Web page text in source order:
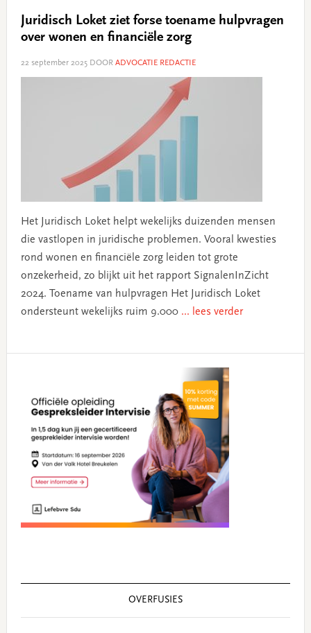
Juridisch Loket ziet forse toename hulpvragen
over wonen en financiële zorg
22 september 2025DOOR ADVOCATIE REDACTIE
Het Juridisch Loket helpt wekelijks duizenden mensen
die vastlopen in juridische problemen. Vooral kwesties
rond wonen en financiële zorg leiden tot grote
onzekerheid, zo blijkt uit het rapport SignalenInZicht
2024. Toename van hulpvragen Het Juridisch Loket
ondersteunt wekelijks ruim 9.000 ... lees verder
OVERFUSIES